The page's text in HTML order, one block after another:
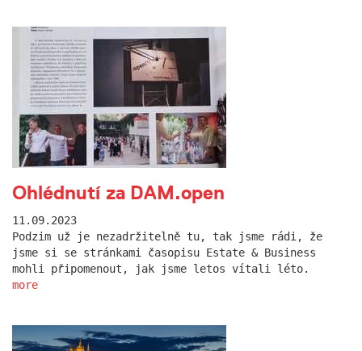
Ohlédnutí za DAM.open
11.09.2023
Podzim už je nezadržitelně tu, tak jsme rádi, že
jsme si se stránkami časopisu Estate & Business
mohli připomenout, jak jsme letos vítali léto.
more